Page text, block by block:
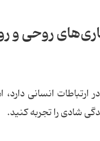
روحی و
انسانی دارد،
شادی را تجربه کنید.